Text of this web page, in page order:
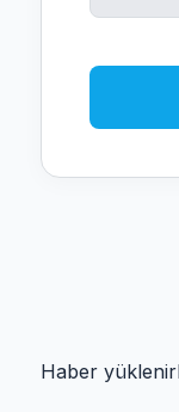
Haber